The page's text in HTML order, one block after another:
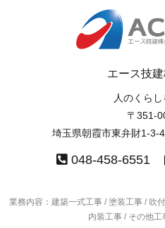
エース技
人のくらし
〒351-
埼玉県朝霞市東弁財1-3-
048-458-6551
業務内容：建築一式工事 / 塗装工事 / 吹
内装工事 / その他